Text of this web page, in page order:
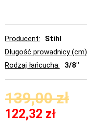
Producent
Stihl
Długość prowadnicy (cm)
Rodzaj łańcucha
3/8"
139,00zł
122,32 zł